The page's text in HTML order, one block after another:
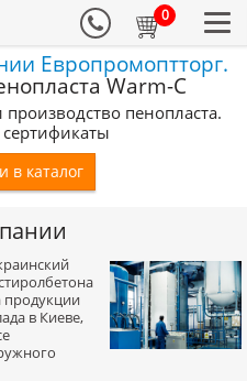
0
Европромоптторг.
Warm-C
пенопласта.
в каталог
продукции
в Киеве,